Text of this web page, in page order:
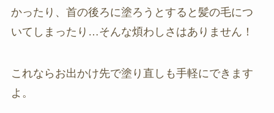
かったり、首の後ろに塗ろうとすると髪の毛につ
いてしまったり…そんな煩わしさはありません！
これならお出かけ先で塗り直しも手軽にできます
よ。